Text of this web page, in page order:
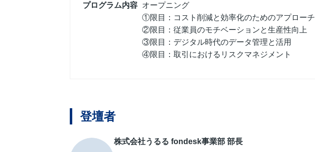
プログラム内容 オープニング
①限目：コスト削減と効率化のためのアプローチ
②限目：従業員のモチベーションと生産性向上
③限目：デジタル時代のデータ管理と活用
④限目：取引におけるリスクマネジメント
登壇者
株式会社うるる fondesk事業部 部長